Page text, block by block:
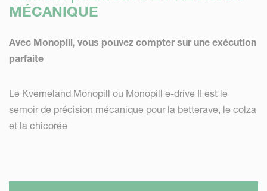
MÉCANIQUE
Avec Monopill, vous pouvez compter sur une exécution
parfaite
Le Kverneland Monopill ou Monopill e-drive II est le
semoir de précision mécanique pour la betterave, le colza
et la chicorée